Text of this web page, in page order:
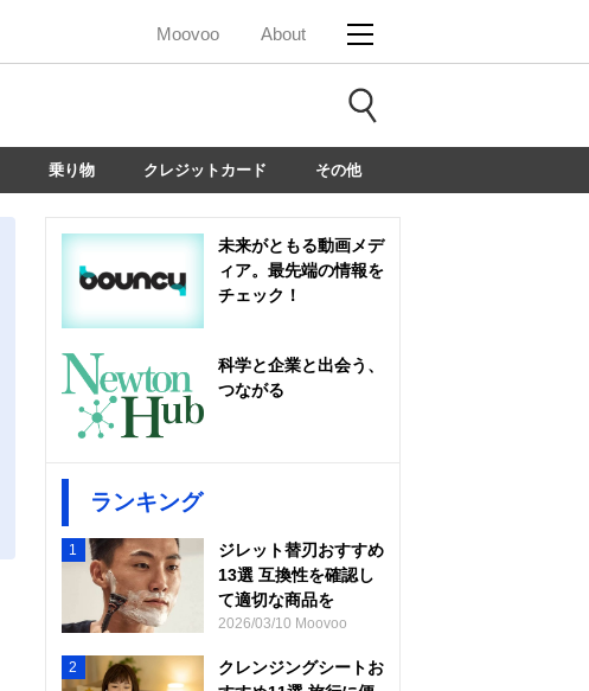
Moovoo About
乗り物 クレジットカード その他
未来がともる動画メデ
ィア。最先端の情報を
チェック！
科学と企業と出会う、
つながる
ランキング
1
ジレット替刃おすすめ
13選 互換性を確認し
て適切な商品を
2026/03/10 Moovoo
2
クレンジングシートお